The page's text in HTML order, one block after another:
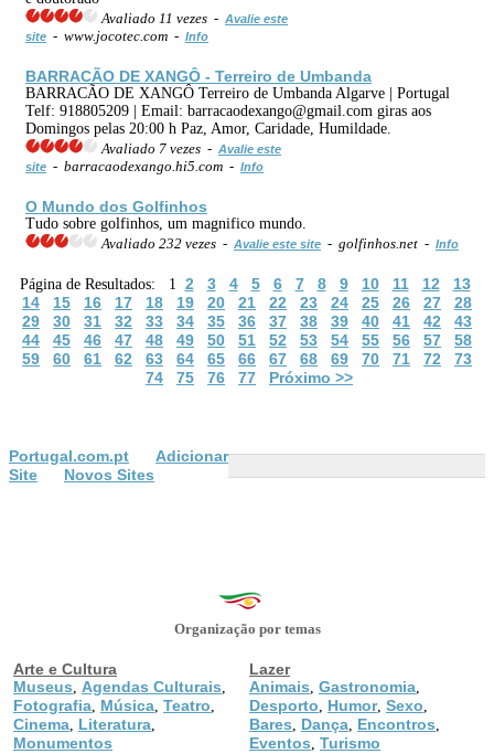
Avaliado 11 vezes - Avalie este
site - www.jocotec.com - Info
BARRACÃO DE XANGÔ - Terreiro de Umbanda
BARRACÃO DE XANGÔ Terreiro de Umbanda Algarve | Portugal
Telf: 918805209 | Email: barracaodexango@gmail.com giras aos
Domingos pelas 20:00 h Paz, Amor, Caridade, Humildade.
Avaliado 7 vezes - Avalie este
site - barracaodexango.hi5.com - Info
O Mundo dos Golfinhos
Tudo sobre golfinhos, um magnifico mundo.
Avaliado 232 vezes - Avalie este site - golfinhos.net - Info
Página de Resultados: 1 2 3 4 5 6 7 8 9 10 11 12
13
14
15 16 17 18 19 20 21 22 23 24 25 26 27
28
29
30 31 32 33 34 35 36 37 38 39 40 41 42
43
44
45 46 47 48 49 50 51 52 53 54 55 56 57
58
59
60 61 62 63 64 65 66 67 68 69 70 71 72
73
74
75 76 77 Próximo >>
Portugal.com.pt
Adicionar
Site
Novos Sites
Organização por temas
Arte e Cultura
Museus
Agendas Culturais
Fotografia Música Teatro
Cinema Literatura
Monumentos
Lazer
Animais Gastronomia
Desporto Humor, Sexo
Bares Dança Encontros
Eventos Turismo